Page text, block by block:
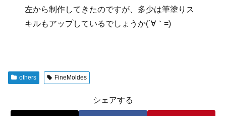
左から制作してきたのですが、多少は筆塗りス
キルもアップしているでしょうか(´∀｀=)
others FineMoldes
シェアする